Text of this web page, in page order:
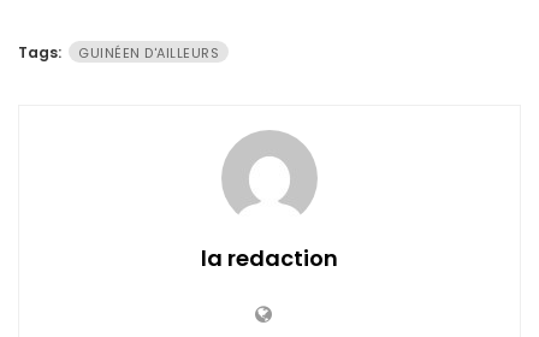
Tags: GUINÉEN D'AILLEURS
la redaction